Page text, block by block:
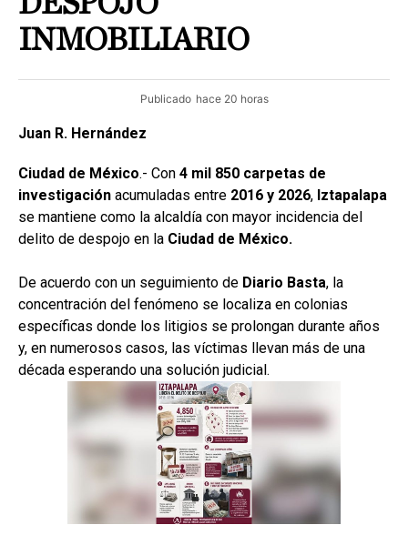
INMOBILIARIO
Publicado hace 20 horas
Juan R. Hernández
Ciudad de México.- Con 4 mil 850 carpetas de
investigación acumuladas entre 2016 y 2026, Iztapalapa
se mantiene como la alcaldía con mayor incidencia del
delito de despojo en la Ciudad de México.
De acuerdo con un seguimiento de Diario Basta, la
concentración del fenómeno se localiza en colonias
específicas donde los litigios se prolongan durante años
y, en numerosos casos, las víctimas llevan más de una
década esperando una solución judicial.